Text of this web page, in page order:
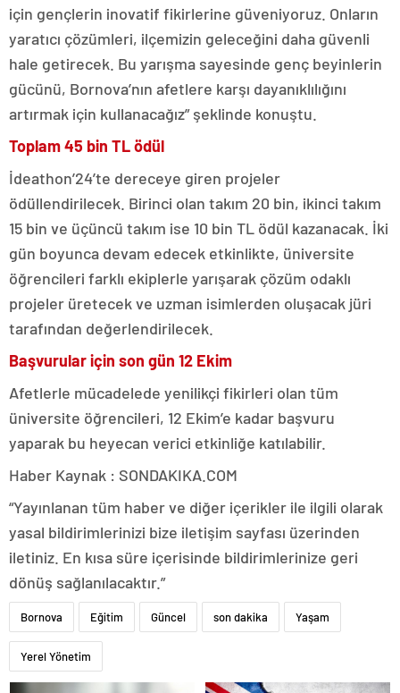
için gençlerin inovatif fikirlerine güveniyoruz. Onların
yaratıcı çözümleri, ilçemizin geleceğini daha güvenli
hale getirecek. Bu yarışma sayesinde genç beyinlerin
gücünü, Bornova’nın afetlere karşı dayanıklılığını
artırmak için kullanacağız” şeklinde konuştu.
Toplam 45 bin TL ödül
İdeathon’24’te dereceye giren projeler
ödüllendirilecek. Birinci olan takım 20 bin, ikinci takım
15 bin ve üçüncü takım ise 10 bin TL ödül kazanacak. İki
gün boyunca devam edecek etkinlikte, üniversite
öğrencileri farklı ekiplerle yarışarak çözüm odaklı
projeler üretecek ve uzman isimlerden oluşacak jüri
tarafından değerlendirilecek.
Başvurular için son gün 12 Ekim
Afetlerle mücadelede yenilikçi fikirleri olan tüm
üniversite öğrencileri, 12 Ekim’e kadar başvuru
yaparak bu heyecan verici etkinliğe katılabilir.
Haber Kaynak : SONDAKIKA.COM
“Yayınlanan tüm haber ve diğer içerikler ile ilgili olarak
yasal bildirimlerinizi bize iletişim sayfası üzerinden
iletiniz. En kısa süre içerisinde bildirimlerinize geri
dönüş sağlanılacaktır.”
Bornova Eğitim Güncel son dakika Yaşam
Yerel Yönetim